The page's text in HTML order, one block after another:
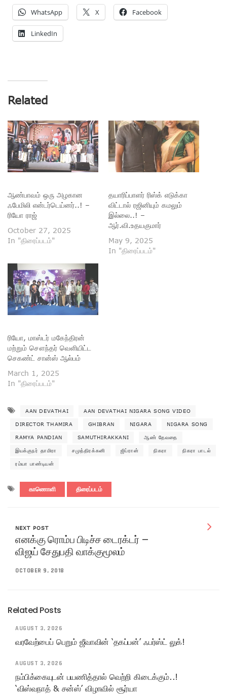
WhatsApp X Facebook
LinkedIn
Related
ஆண்பாவம் ஒரு அழகான
ஃபேமிலி என்டர்டெய்னர்..! –
ரியோ ராஜ்
October 27, 2025
In "திரைப்படம்"
தயாரிப்பாளர் ரிஸ்க் எடுக்கா
விட்டால் ரஜினியும் கமலும்
இல்லை..! –
ஆர்.வி.உதயகுமார்
May 9, 2025
In "திரைப்படம்"
ரியோ, மாஸ்டர் மகேந்திரன்
மற்றும் சௌந்தர் வெளியிட்ட
செகண்ட் சான்ஸ் ஆல்பம்
March 1, 2025
In "திரைப்படம்"
AAN DEVATHAI AAN DEVATHAI NIGARA SONG VIDEO
DIRECTOR THAMIRA GHIBRAN NIGARA NIGARA SONG
RAMYA PANDIAN SAMUTHIRAKKANI ஆண் தேவதை
இயக்குநர் தாமிரா சமுத்திரக்கனி ஜிப்ரான் நிகரா நிகரா பாடல்
ரம்யா பாண்டியன்
காணொளி திரைப்படம்
NEXT POST
எனக்கு ரொம்ப பிடிச்ச டைரக்டர் –
விஜய் சேதுபதி வாக்குமூலம்
OCTOBER 9, 2018
Related Posts
AUGUST 3, 2026
வரவேற்பைப் பெறும் ஜீவாவின் ‘தகப்பன்’ ஃபர்ஸ்ட் லுக்!
AUGUST 3, 2026
நம்பிக்கையுடன் பயணித்தால் வெற்றி கிடைக்கும்..!
‘விஸ்வநாத் & சன்ஸ்’ விழாவில் சூர்யா